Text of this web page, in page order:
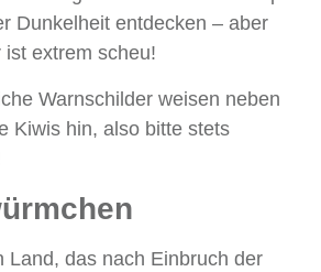
Dunkelheit entdecken – aber
extrem scheu!
Warnschilder weisen neben
Kiwis hin, also bitte stets
Land, das nach Einbruch der